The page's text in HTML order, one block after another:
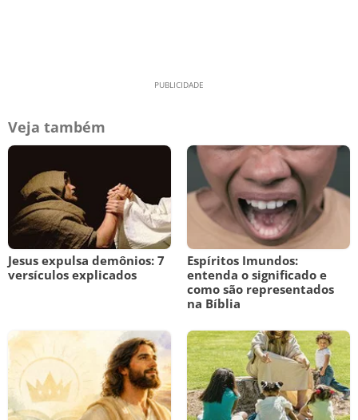
Veja também
Jesus expulsa demônios: 7
versículos explicados
Espíritos Imundos:
entenda o significado e
como são representados
na Bíblia